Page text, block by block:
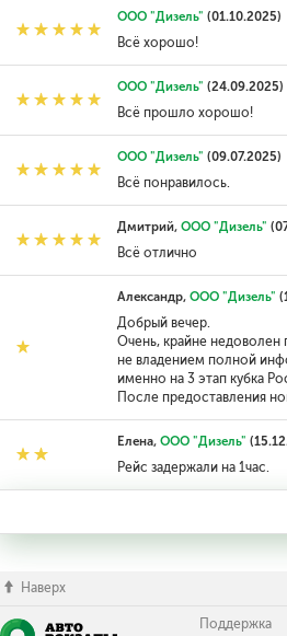
ООО "Дизель" (01.10.2025)
Всё хорошо!
ООО "Дизель" (24.09.2025)
Всё прошло хорошо!
ООО "Дизель" (09.07.2025)
Всё понравилось.
Дмитрий, ООО "Дизель"
Всё отлично
Александр, ООО "Дизель"
Добрый вечер.
Очень, крайне недоволен
не владением полной
именно на 3 этап кубка
После предоставления
Елена, ООО "Дизель"
Рейс задержали на 1час.
Наверх
Поддержка